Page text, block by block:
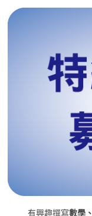
有興趣撰寫數學